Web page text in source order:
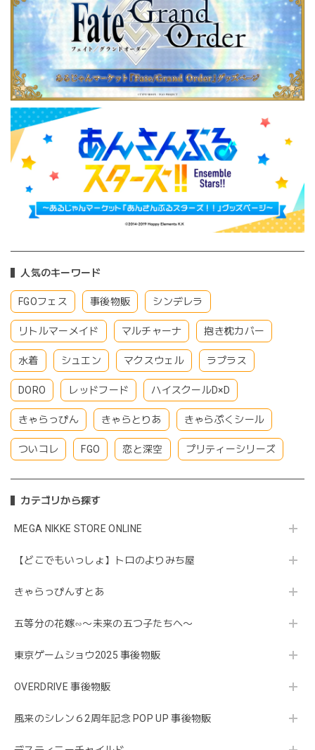
人気のキーワード
FGOフェス 事後物販 シンデレラ
リトルマーメイド マルチャーナ 抱き枕カバー
水着 シュエン マクスウェル ラプラス
DORO レッドフード ハイスクールD×D
きゃらっぴん きゃらとりあ きゃらぷくシール
ついコレ FGO 恋と深空 プリティーシリーズ
カテゴリから探す
MEGA NIKKE STORE ONLINE
【どこでもいっしょ】トロのよりみち屋
きゃらっぴんすとあ
五等分の花嫁∽〜未来の五つ子たちへ〜
東京ゲームショウ2025 事後物販
OVERDRIVE 事後物販
風来のシレン６2周年記念 POP UP 事後物販